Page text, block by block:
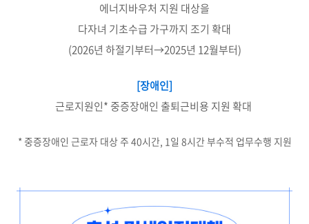
에너지바우처 지원 대상을
다자녀 기초수급 가구까지 조기 확대
(2026년 하절기부터→2025년 12월부터)
[장애인]
근로지원인* 중증장애인 출퇴근비용 지원 확대
* 중증장애인 근로자 대상 주 40시간, 1일 8시간 부수적 업무수행 지원